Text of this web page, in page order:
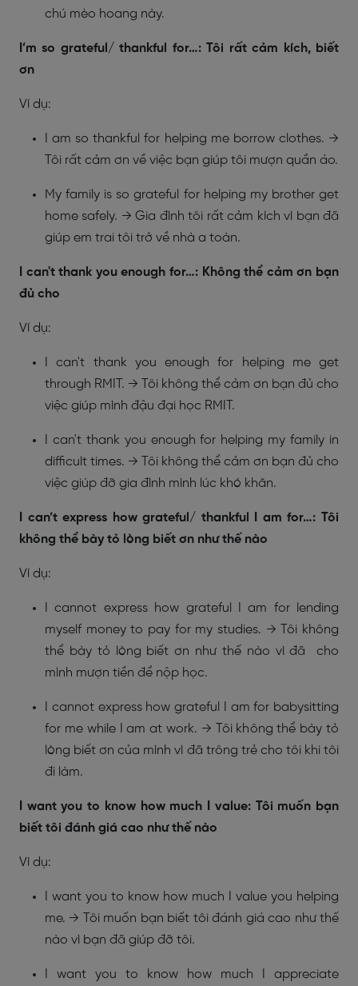
chú mèo hoang này.
I’m so grateful/ thankful for…: Tôi rất cảm kích, biết
ơn
Ví dụ:
I am so thankful for helping me borrow clothes. →
Tôi rất cảm ơn về việc bạn giúp tôi mượn quần áo.
My family is so grateful for helping my brother get
home safely. → Gia đình tôi rất cảm kích vì bạn đã
giúp em trai tôi trở về nhà a toàn.
I can't thank you enough for…: Không thể cảm ơn bạn
đủ cho
Ví dụ:
I can't thank you enough for helping me get
through RMIT. → Tôi không thể cảm ơn bạn đủ cho
việc giúp mình đậu đại học RMIT.
I can't thank you enough for helping my family in
difficult times. → Tôi không thể cảm ơn bạn đủ cho
việc giúp đỡ gia đình mình lúc khó khăn.
I can’t express how grateful/ thankful I am for…: Tôi
không thể bày tỏ lòng biết ơn như thế nào
Ví dụ:
I cannot express how grateful I am for lending
myself money to pay for my studies. → Tôi không
thể bày tỏ lòng biết ơn như thế nào vì đã cho
mình mượn tiền để nộp học.
I cannot express how grateful I am for babysitting
for me while I am at work. → Tôi không thể bày tỏ
lòng biết ơn của mình vì đã trông trẻ cho tôi khi tôi
đi làm.
I want you to know how much I value: Tôi muốn bạn
biết tôi đánh giá cao như thế nào
Ví dụ:
I want you to know how much I value you helping
me. → Tôi muốn bạn biết tôi đánh giá cao như thế
nào vì bạn đã giúp đỡ tôi.
I want you to know how much I appreciate